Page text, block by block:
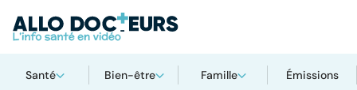
Santé Bien-être Famille Émissions